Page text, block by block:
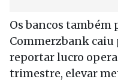
Os bancos também
Commerzbank caiu
reportar lucro
trimestre, elevar